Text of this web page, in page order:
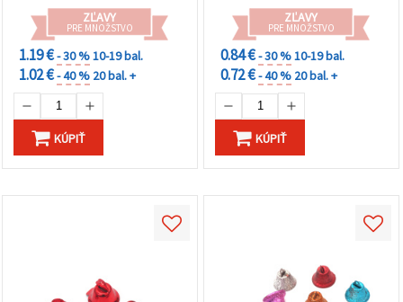
ZĽAVY
PRE MNOŽSTVO
1.19 €- 30 %10-19 bal.
1.02 €- 40 % 20 bal. +
KÚPIŤ
ZĽAVY
PRE MNOŽSTVO
0.84 €- 30 %10-19 bal.
0.72 €- 40 % 20 bal. +
KÚPIŤ